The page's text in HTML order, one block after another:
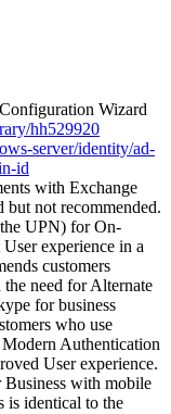
Wizard
hh529920
server/identity/ad-
id
with Exchange
but not recommended.
the UPN) for On-
experience in a
customers
need for Alternate
for business
who use
Authentication
User experience.
with mobile
is identical to the